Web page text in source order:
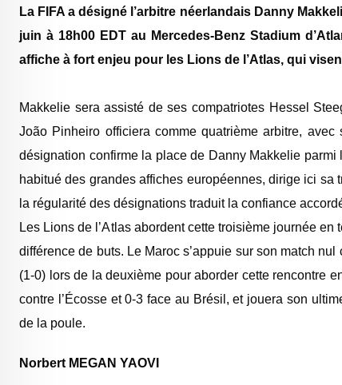
‎La FIFA a désigné l’arbitre néerlandais Danny
juin à 18h00 EDT au Mercedes-Benz Stadium
affiche à fort enjeu pour les Lions de l’Atlas, qui
‎Makkelie sera assisté de ses compatriotes Hessel
João Pinheiro officiera comme quatrième arbitre,
désignation confirme la place de Danny Makkelie
habitué des grandes affiches européennes, dirige ici
la régularité des désignations traduit la confiance
‎Les Lions de l’Atlas abordent cette troisième journée
différence de buts. Le Maroc s’appuie sur son match
(1-0) lors de la deuxième pour aborder cette rencontre
contre l’Écosse et 0-3 face au Brésil, et jouera son
de la poule.
Norbert MEGAN YAOVI